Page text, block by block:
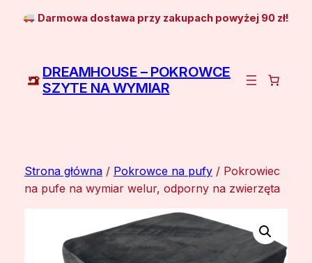
PrzejdźDarmowa dostawa przy zakupach powyżej 90 zł!
DREAMHOUSE – POKROWCE
SZYTE NA WYMIAR
Strona główna/ Pokrowce na pufy/ Pokrowiec
na pufe na wymiar welur, odporny na zwierzęta